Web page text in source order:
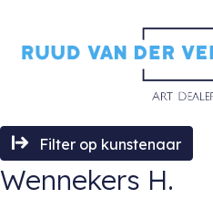
Filter op kunstenaar
Wennekers H.